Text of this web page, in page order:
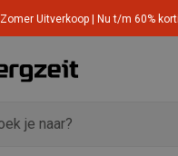
Zomer Uitverkoop | Nu t/m 60%